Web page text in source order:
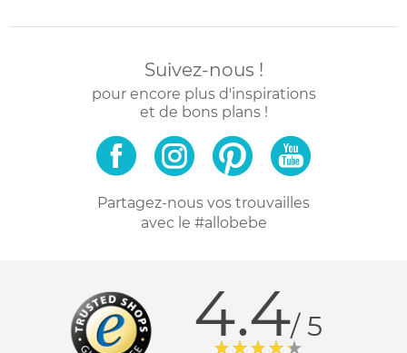
Suivez-nous !
pour encore plus d'inspirations
et de bons plans !
Partagez-nous vos trouvailles
avec le #allobebe
4.4/ 5